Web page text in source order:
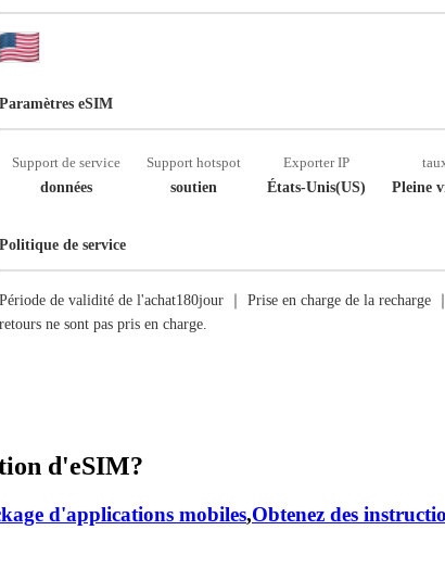
Paramètres eSIM
Support de service
données
Support hotspot
soutien
Exporter IP
États-Unis(US)
Pleine
Politique de service
Période de validité de l'achat180jour ｜ Prise en charge de la recharge
retours ne sont pas pris en charge.
d'eSIM?
d'applications mobiles,Obtenez des